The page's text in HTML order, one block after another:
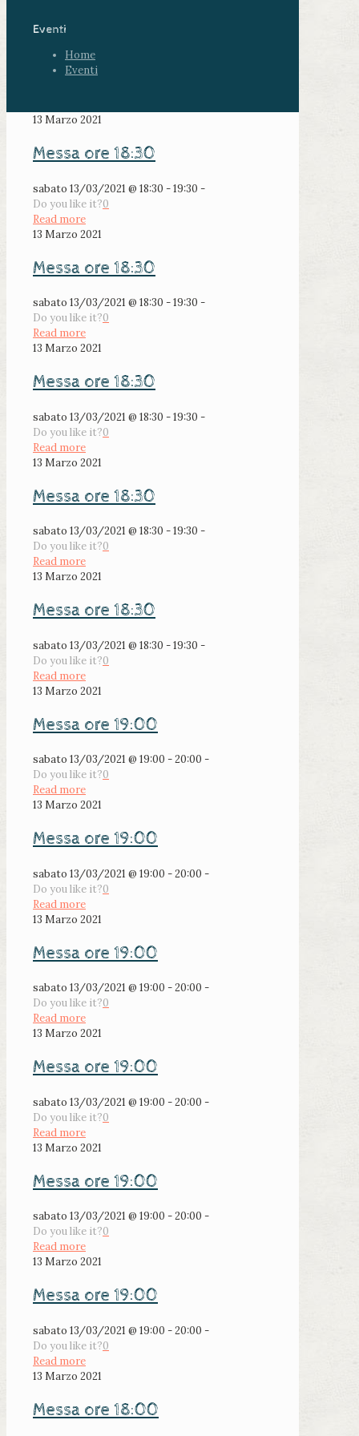
Eventi
Home
Eventi
13 Marzo 2021
Messa ore 18:30
sabato 13/03/2021 @ 18:30 - 19:30 -
Do you like it?0
Read more
13 Marzo 2021
Messa ore 18:30
sabato 13/03/2021 @ 18:30 - 19:30 -
Do you like it?0
Read more
13 Marzo 2021
Messa ore 18:30
sabato 13/03/2021 @ 18:30 - 19:30 -
Do you like it?0
Read more
13 Marzo 2021
Messa ore 18:30
sabato 13/03/2021 @ 18:30 - 19:30 -
Do you like it?0
Read more
13 Marzo 2021
Messa ore 18:30
sabato 13/03/2021 @ 18:30 - 19:30 -
Do you like it?0
Read more
13 Marzo 2021
Messa ore 19:00
sabato 13/03/2021 @ 19:00 - 20:00 -
Do you like it?0
Read more
13 Marzo 2021
Messa ore 19:00
sabato 13/03/2021 @ 19:00 - 20:00 -
Do you like it?0
Read more
13 Marzo 2021
Messa ore 19:00
sabato 13/03/2021 @ 19:00 - 20:00 -
Do you like it?0
Read more
13 Marzo 2021
Messa ore 19:00
sabato 13/03/2021 @ 19:00 - 20:00 -
Do you like it?0
Read more
13 Marzo 2021
Messa ore 19:00
sabato 13/03/2021 @ 19:00 - 20:00 -
Do you like it?0
Read more
13 Marzo 2021
Messa ore 19:00
sabato 13/03/2021 @ 19:00 - 20:00 -
Do you like it?0
Read more
13 Marzo 2021
Messa ore 18:00